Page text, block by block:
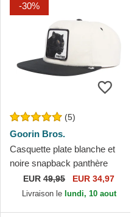
-30%
(5)
Goorin Bros.
Casquette plate blanche et
noire snapback panthère
Black Panther Stealth
Explorer The Farm Flats...
EUR 49,95 EUR 34,97
Livraison le lundi, 10 aout